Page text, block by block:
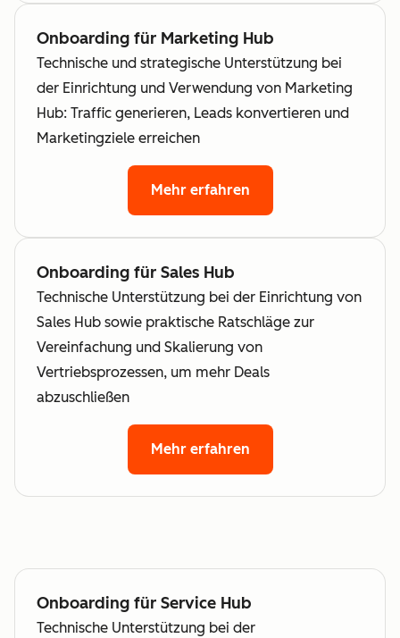
Onboarding für Marketing Hub
Technische und strategische Unterstützung bei
der Einrichtung und Verwendung von Marketing
Hub: Traffic generieren, Leads konvertieren und
Marketingziele erreichen
Mehr erfahren
Onboarding für Sales Hub
Technische Unterstützung bei der Einrichtung von
Sales Hub sowie praktische Ratschläge zur
Vereinfachung und Skalierung von
Vertriebsprozessen, um mehr Deals
abzuschließen
Mehr erfahren
Onboarding für Service Hub
Technische Unterstützung bei der